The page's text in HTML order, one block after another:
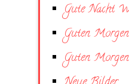
Gute Nacht
Guten Morgen
Guten